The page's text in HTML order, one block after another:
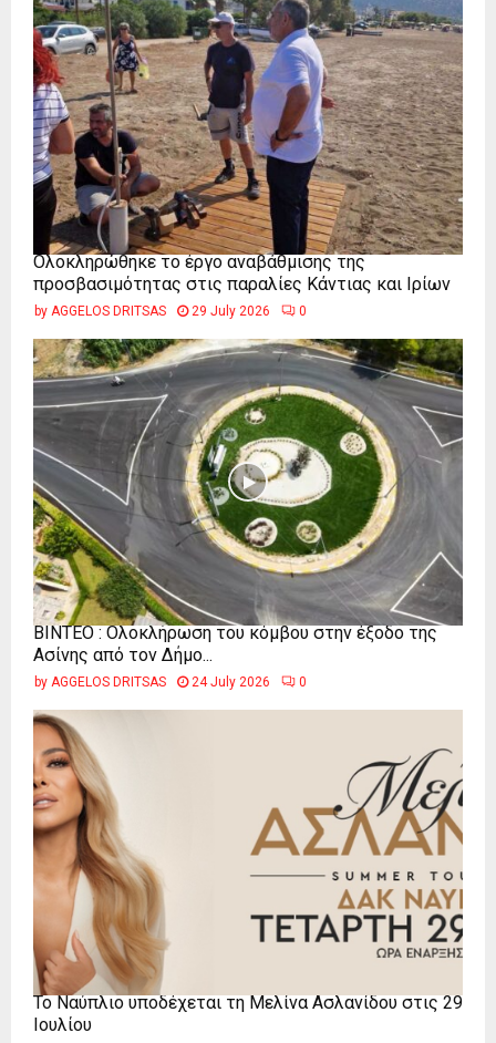
Ολοκληρώθηκε το έργο αναβάθμισης της
προσβασιμότητας στις παραλίες Κάντιας και Ιρίων
by AGGELOS DRITSAS 29 July 2026 0
ΒΙΝΤΕΟ : Ολοκλήρωση του κόμβου στην έξοδο της
Ασίνης από τον Δήμο...
by AGGELOS DRITSAS 24 July 2026 0
Το Ναύπλιο υποδέχεται τη Μελίνα Ασλανίδου στις 29
Ιουλίου